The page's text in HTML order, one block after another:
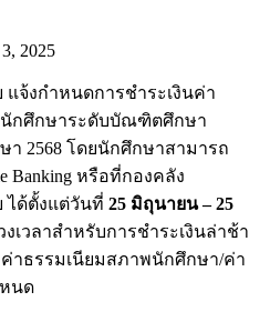
2025
จ้งกำหนดการชำระเงินค่า
นักศึกษาระดับบัณฑิตศึกษา
า 2568 โดยนักศึกษาสามารถ
Banking หรือที่กองคลัง
ได้ตั้งแต่วันที่ 25 มิถุนายน – 25
เวลาสำหรับการชำระเงินล่าช้า
าธรรมเนียมสภาพนักศึกษา/ค่า
นด